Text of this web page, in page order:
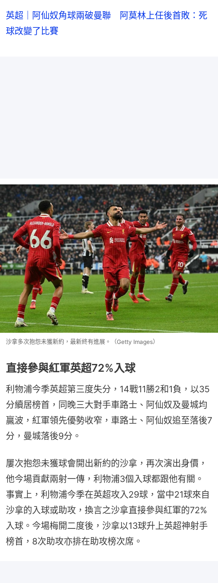
英超｜阿仙奴角球兩破曼聯 阿莫林上任後首敗：死
球改變了比賽
沙拿多次抱怨未獲新約，最新終有進展。（Getty Images）
直接參與紅軍英超72%入球
利物浦今季英超第三度失分，14戰11勝2和1負，以35
分續居榜首，同晚三大對手車路士、阿仙奴及曼城均
贏波，紅軍領先優勢收窄，車路士、阿仙奴追至落後7
分，曼城落後9分。
屢次抱怨未獲球會開出新約的沙拿，再次演出身價，
他今場貢獻兩射一傳，利物浦3個入球都跟他有關。
事實上，利物浦今季在英超攻入29球，當中21球來自
沙拿的入球或助攻，換言之沙拿直接參與紅軍的72%
入球。今場梅開二度後，沙拿以13球升上英超神射手
榜首，8次助攻亦排在助攻榜次席。